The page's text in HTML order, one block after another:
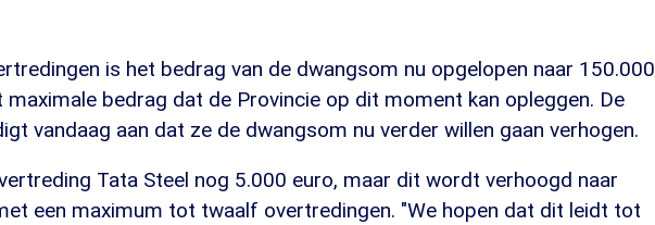
is het bedrag van de dwangsom nu opgelopen naar 150.000
maximale bedrag dat de Provincie op dit moment kan opleggen. De
vandaag aan dat ze de dwangsom nu verder willen gaan verhogen.
Tata Steel nog 5.000 euro, maar dit wordt verhoogd naar
een maximum tot twaalf overtredingen. "We hopen dat dit leidt tot